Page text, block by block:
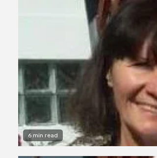
6 min read